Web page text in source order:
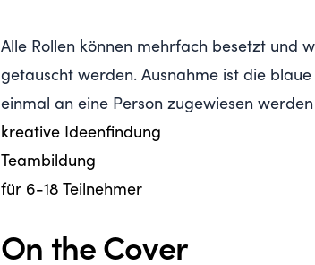
Alle Rollen können mehrfach besetzt und
getauscht werden. Ausnahme ist die
einmal an eine Person zugewiesen
kreative Ideenfindung
Teambildung
für 6-18 Teilnehmer
On the Cover